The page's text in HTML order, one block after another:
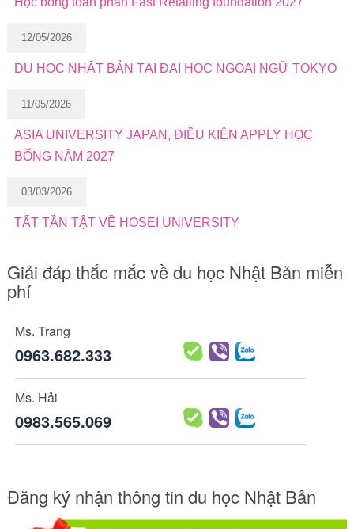
12/05/2026
DU HỌC NHẬT BẢN TẠI ĐẠI HỌC NGOẠI NGỮ TOKYO
11/05/2026
ASIA UNIVERSITY JAPAN, ĐIỀU KIỆN APPLY HỌC
BỔNG NĂM 2027
03/03/2026
TẤT TẦN TẬT VỀ HOSEI UNIVERSITY
Giải đáp thắc mắc về du học Nhật Bản miễn
phí
Ms. Trang
0963.682.333
Ms. Hải
0983.565.069
Đăng ký nhận thông tin du học Nhật Bản